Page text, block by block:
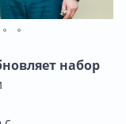
набор